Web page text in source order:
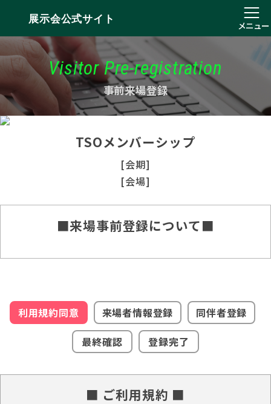
展示会公式サイト
メニュー
Visitor Pre-registration
事前来場登録
TSOメンバーシップ
[会期]
[会場]
■来場事前登録について■
利用規約同意 来場者情報登録
同伴者登録
最終確認
登録完了
■ ご利用規約 ■